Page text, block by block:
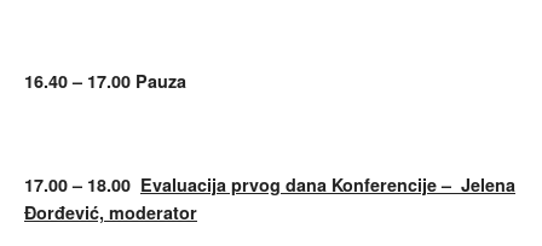
16.40 – 17.00 Pauza
17.00 – 18.00 Evaluacija prvog dana Konferencije – Jelena
Đorđević, moderator